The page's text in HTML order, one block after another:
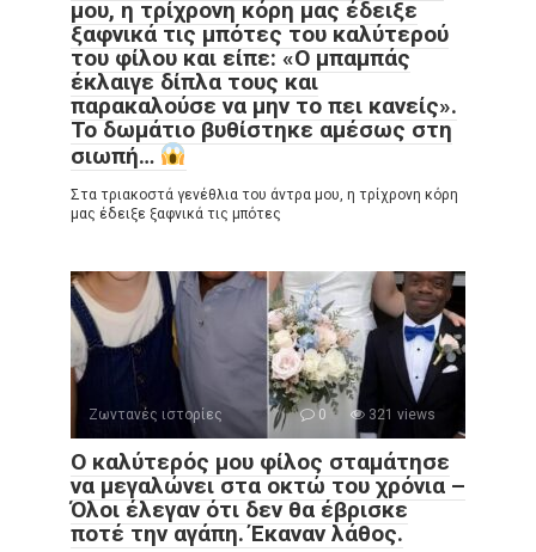
μου, η τρίχρονη κόρη μας έδειξε
ξαφνικά τις μπότες του καλύτερού
του φίλου και είπε: «Ο μπαμπάς
έκλαιγε δίπλα τους και
παρακαλούσε να μην το πει κανείς».
Το δωμάτιο βυθίστηκε αμέσως στη
σιωπή…
Στα τριακοστά γενέθλια του άντρα μου, η τρίχρονη κόρη
μας έδειξε ξαφνικά τις μπότες
Ζωντανές ιστορίες 0 321 views
Ο καλύτερός μου φίλος σταμάτησε
να μεγαλώνει στα οκτώ του χρόνια –
Όλοι έλεγαν ότι δεν θα έβρισκε
ποτέ την αγάπη. Έκαναν λάθος.